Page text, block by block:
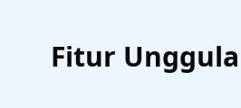
Fitur